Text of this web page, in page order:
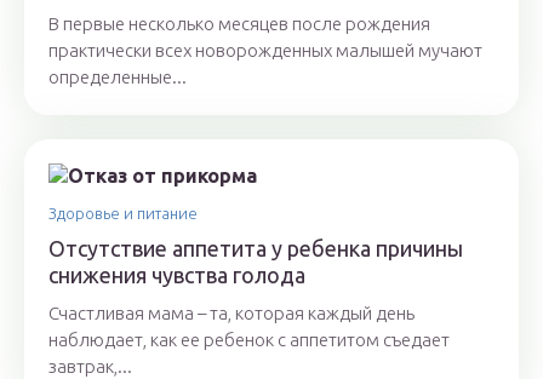
В первые несколько месяцев после рождения
практически всех новорожденных малышей мучают
определенные...
Здоровье и питание
Отсутствие аппетита у ребенка причины
снижения чувства голода
Счастливая мама – та, которая каждый день
наблюдает, как ее ребенок с аппетитом съедает
завтрак,...